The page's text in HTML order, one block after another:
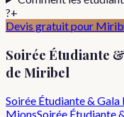
?+
Devis gratuit pour
Soirée Étudiante
de Miribel
Soirée Étudiante & Gala
MionsSoirée Étudiante